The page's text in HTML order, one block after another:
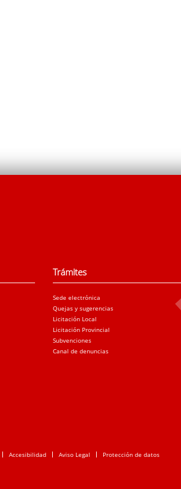
Trámites
Sede electrónica
Quejas y sugerencias
Licitación Local
Licitación Provincial
Subvenciones
Canal de denuncias
Accesibilidad Aviso Legal Protección de datos